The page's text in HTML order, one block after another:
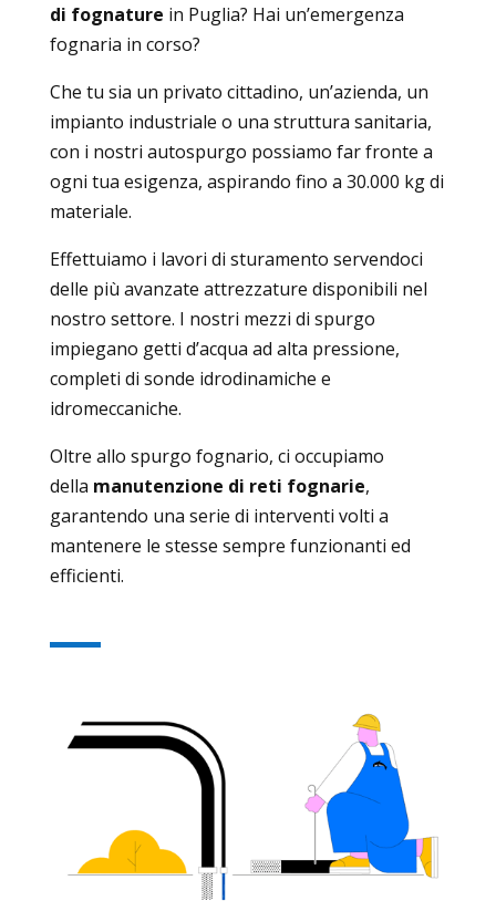
di fognature in Puglia? Hai un’emergenza
fognaria in corso?
Che tu sia un privato cittadino, un’azienda, un
impianto industriale o una struttura sanitaria,
con i nostri autospurgo possiamo far fronte a
ogni tua esigenza, aspirando fino a 30.000 kg di
materiale.
Effettuiamo i lavori di sturamento servendoci
delle più avanzate attrezzature disponibili nel
nostro settore. I nostri mezzi di spurgo
impiegano getti d’acqua ad alta pressione,
completi di sonde idrodinamiche e
idromeccaniche.
Oltre allo spurgo fognario, ci occupiamo
della manutenzione di reti fognarie,
garantendo una serie di interventi volti a
mantenere le stesse sempre funzionanti ed
efficienti.